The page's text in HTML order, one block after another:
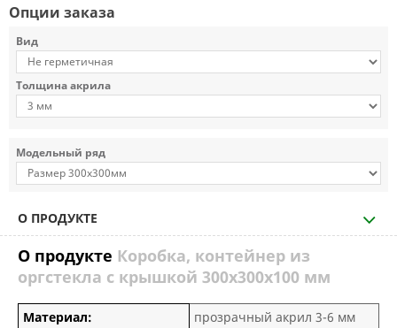
Опции заказа
Вид
Толщина акрила
Модельный ряд
О ПРОДУКТЕ
О продукте Коробка, контейнер из
оргстекла с крышкой 300х300х100 мм
Материал:
прозрачный акрил 3-6 мм